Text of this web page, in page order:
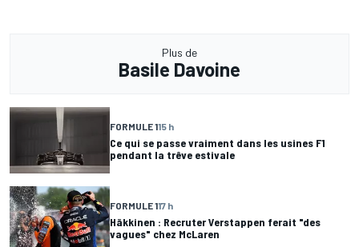
Plus de
Basile Davoine
FORMULE 115 h
Ce qui se passe vraiment dans les usines F1
pendant la trêve estivale
FORMULE 117 h
Häkkinen : Recruter Verstappen ferait "des
vagues" chez McLaren